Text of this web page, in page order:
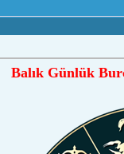
Balık Günlük